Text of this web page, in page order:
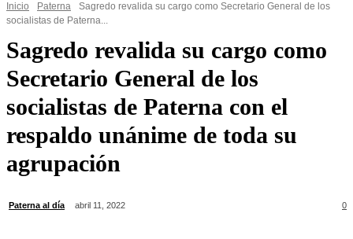
Inicio Paterna
Sagredo revalida su cargo como Secretario General de los
socialistas de Paterna...
Sagredo revalida su cargo como
Secretario General de los
socialistas de Paterna con el
respaldo unánime de toda su
agrupación
Paterna al día abril 11, 2022 0